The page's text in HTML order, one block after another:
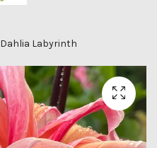
Dahlia Labyrinth